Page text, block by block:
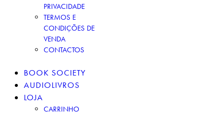
PRIVACIDADE
TERMOS E
CONDIÇÕES DE
VENDA
CONTACTOS
BOOK SOCIETY
AUDIOLIVROS
LOJA
CARRINHO